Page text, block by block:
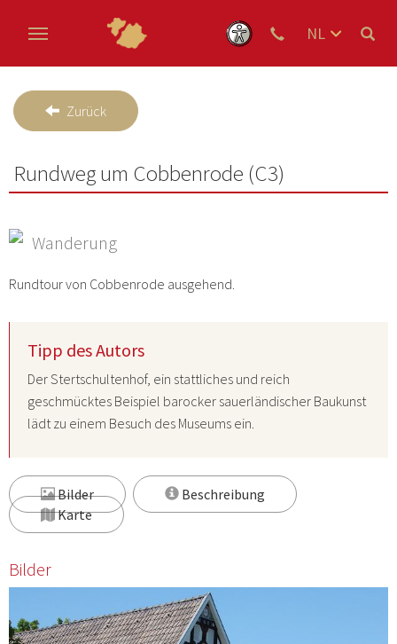
NL
Zurück
Rundweg um Cobbenrode (C3)
Wanderung
Rundtour von Cobbenrode ausgehend.
Tipp des Autors
DerStertschultenhof, ein stattliches und reich
geschmücktes Beispiel barocker sauerländischer Baukunst
lädt zu einem Besuch des Museums ein.
Bilder
Beschreibung
Karte
Bilder